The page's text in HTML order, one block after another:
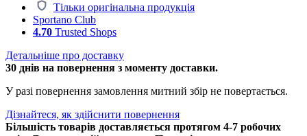
Тільки оригінальна продукція
Sportano Club
4.70 Trusted Shops
Детальніше про доставку
30 днів на повернення з моменту доставки.
У разі повернення замовлення митний збір не повертається.
Дізнайтеся, як здійснити повернення
Більшість товарів доставляється протягом 4-7 робочих